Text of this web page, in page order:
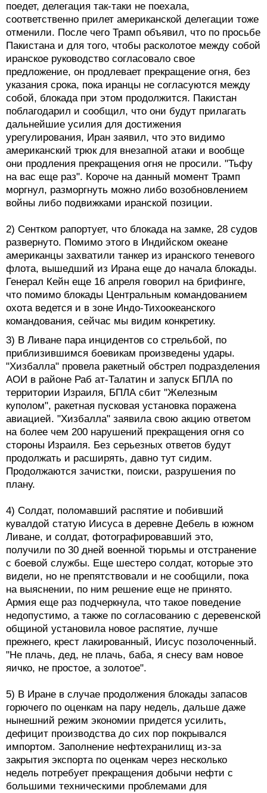
поедет, делегация так-таки не поехала,
соответственно прилет американской делегации тоже
отменили. После чего Трамп объявил, что по просьбе
Пакистана и для того, чтобы расколотое между собой
иранское руководство согласовало свое
предложение, он продлевает прекращение огня, без
указания срока, пока иранцы не согласуются между
собой, блокада при этом продолжится. Пакистан
поблагодарил и сообщил, что они будут прилагать
дальнейшие усилия для достижения
урегулирования, Иран заявил, что это видимо
американский трюк для внезапной атаки и вообще
они продления прекращения огня не просили. "Тьфу
на вас еще раз". Короче на данный момент Трамп
моргнул, разморгнуть можно либо возобновлением
войны либо подвижками иранской позиции.
2) Сентком рапортует, что блокада на замке, 28 судов
развернуто. Помимо этого в Индийском океане
американцы захватили танкер из иранского теневого
флота, вышедший из Ирана еще до начала блокады.
Генерал Кейн еще 16 апреля говорил на брифинге,
что помимо блокады Центральным командованием
охота ведется и в зоне Индо-Тихоокеанского
командования, сейчас мы видим конкретику.
3) В Ливане пара инцидентов со стрельбой, по
приблизившимся боевикам произведены удары.
"Хизбалла" провела ракетный обстрел подразделения
АОИ в районе Раб ат-Талатин и запуск БПЛА по
территории Израиля, БПЛА сбит "Железным
куполом", ракетная пусковая установка поражена
авиацией. "Хизбалла" заявила свою акцию ответом
на более чем 200 нарушений прекращения огня со
стороны Израиля. Без серьезных ответов будут
продолжать и расширять, давно тут сидим.
Продолжаются зачистки, поиски, разрушения по
плану.
4) Солдат, поломавший распятие и побивший
кувалдой статую Иисуса в деревне Дебель в южном
Ливане, и солдат, фотографировавший это,
получили по 30 дней военной тюрьмы и отстранение
с боевой службы. Еще шестеро солдат, которые это
видели, но не препятствовали и не сообщили, пока
на выяснении, по ним решение еще не принято.
Армия еще раз подчеркнула, что такое поведение
недопустимо, а также по согласованию с деревенской
общиной установила новое распятие, лучше
прежнего, крест лакированный, Иисус позолоченный.
"Не плачь, дед, не плачь, баба, я снесу вам новое
яичко, не простое, а золотое".
5) В Иране в случае продолжения блокады запасов
горючего по оценкам на пару недель, дальше даже
нынешний режим экономии придется усилить,
дефицит производства до сих пор покрывался
импортом. Заполнение нефтехранилищ из-за
закрытия экспорта по оценкам через несколько
недель потребует прекращения добычи нефти с
большими техническими проблемами для